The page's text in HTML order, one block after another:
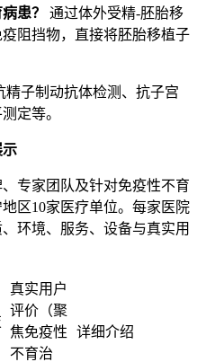
患？
通过体外受精-胚胎移
阻挡物，直接将胚胎移植子
精子制动抗体检测、抗子宫
定等。
示
专家团队及针对免疫性不育
区10家医疗单位。每家医院
环境、服务、设备与真实用
真实用户
评价（聚
焦免疫性
不育治
详细介绍